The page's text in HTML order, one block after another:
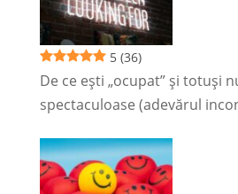
5 (36)
De ce ești „ocupat” și totuși
spectaculoase (adevărul